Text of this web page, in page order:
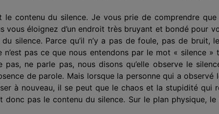
contenu du silence. Je vous prie de comprendre que
vous éloignez d’un endroit très bruyant et bondé pour
silence. Parce qu’il n’y a pas de foule, pas de bruit,
pas ce que nous entendons par le mot « silence »
pas, ne parle pas, nous disons qu’elle observe le
de parole. Mais lorsque la personne qui a
à nouveau, il se peut que le chaos et la stupidité qui
donc pas le contenu du silence. Sur le plan physique,